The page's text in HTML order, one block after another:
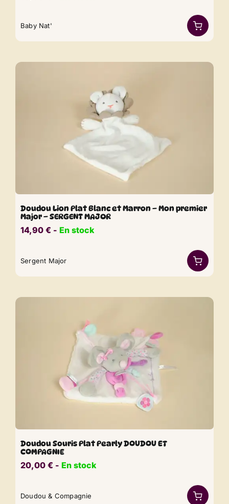
Baby Nat'
Doudou Lion Plat Blanc et Marron – Mon premier
Major – SERGENT MAJOR
14,90 € ​​ - En stock
Sergent Major
Doudou Souris Plat Pearly DOUDOU ET
COMPAGNIE
20,00 € ​​ - En stock
Doudou & Compagnie